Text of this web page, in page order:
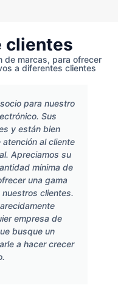
clientes
de marcas, para ofrecer
a diferentes clientes
para nuestro
Sus
y están bien
al cliente
Apreciamos su
mínima de
una gama
clientes.
empresa de
busque un
a hacer crecer